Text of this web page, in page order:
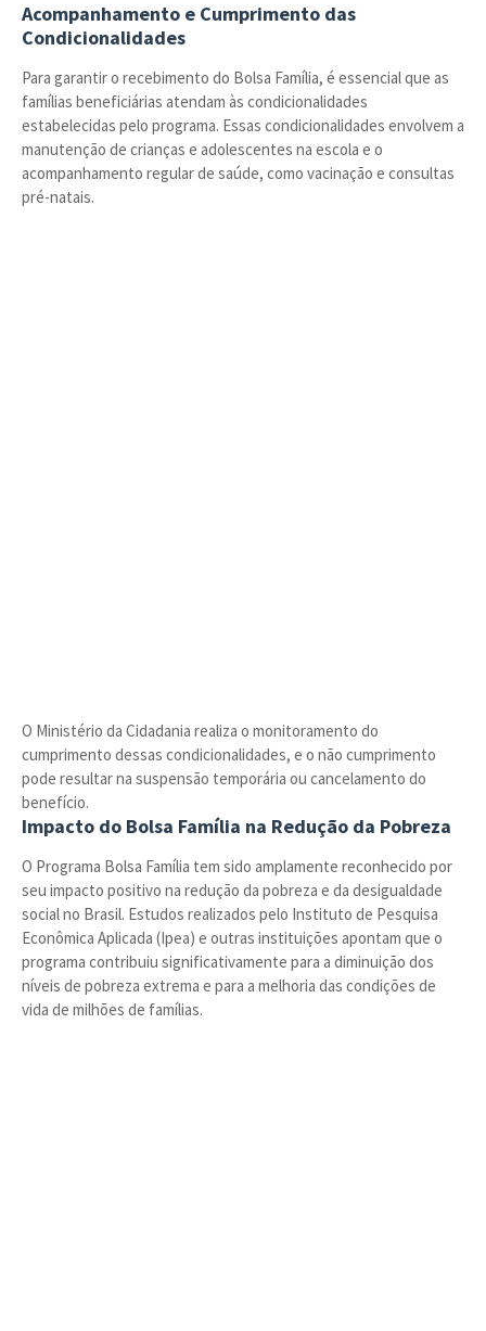
Acompanhamento e Cumprimento das
Condicionalidades
Para garantir o recebimento do Bolsa Família, é essencial que as
famílias beneficiárias atendam às condicionalidades
estabelecidas pelo programa. Essas condicionalidades envolvem a
manutenção de crianças e adolescentes na escola e o
acompanhamento regular de saúde, como vacinação e consultas
pré-natais.
O Ministério da Cidadania realiza o monitoramento do
cumprimento dessas condicionalidades, e o não cumprimento
pode resultar na suspensão temporária ou cancelamento do
benefício.
Impacto do Bolsa Família na Redução da Pobreza
O Programa Bolsa Família tem sido amplamente reconhecido por
seu impacto positivo na redução da pobreza e da desigualdade
social no Brasil. Estudos realizados pelo Instituto de Pesquisa
Econômica Aplicada (Ipea) e outras instituições apontam que o
programa contribuiu significativamente para a diminuição dos
níveis de pobreza extrema e para a melhoria das condições de
vida de milhões de famílias.